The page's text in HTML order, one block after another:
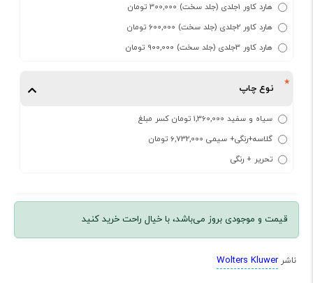
هارد کاور 1جلدی (جلد سخت) 300,000 تومان
هارد کاور 2جلدی (جلد سخت) 600,000 تومان
هارد کاور 3جلدی (جلد سخت) 900,000 تومان
نوع چاپ
سیاه و سفید 1,360,000 تومان کسر مبلغ
گلاسه+رنگی+ سیمی 6,732,000 تومان
تحریر + رنگی
قیمت و موجودی بروز می‌باشد، با خیال راحت خرید کنید
ناشرWolters Kluwer